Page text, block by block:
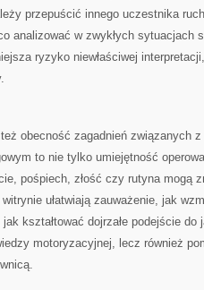
przepuścić innego uczestnika
analizować w zwykłych sytuacjach
ryzyko niewłaściwej
obecność zagadnień związanych
to nie tylko umiejętność
pośpiech, złość czy rutyna mogą
ułatwiają zauważenie, jak
kształtować dojrzałe podejście
motoryzacyjnej, lecz również